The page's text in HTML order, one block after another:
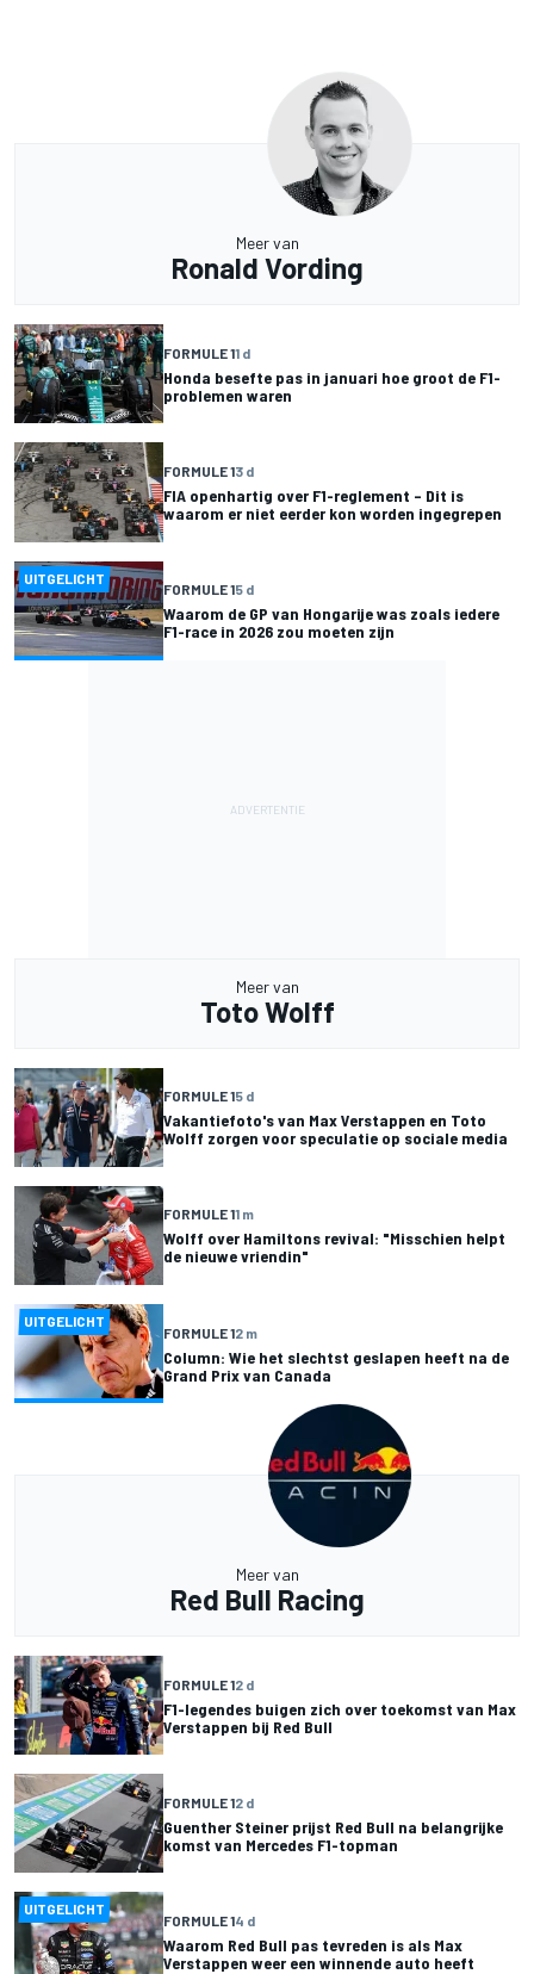
Meer van
Ronald Vording
FORMULE 11 d
Honda besefte pas in januari hoe groot de F1-
problemen waren
FORMULE 13 d
FIA openhartig over F1-reglement – Dit is
waarom er niet eerder kon worden ingegrepen
UITGELICHT
FORMULE 15 d
Waarom de GP van Hongarije was zoals iedere
F1-race in 2026 zou moeten zijn
Meer van
Toto Wolff
FORMULE 15 d
Vakantiefoto's van Max Verstappen en Toto
Wolff zorgen voor speculatie op sociale media
FORMULE 11 m
Wolff over Hamiltons revival: "Misschien helpt
de nieuwe vriendin"
UITGELICHT
FORMULE 12 m
Column: Wie het slechtst geslapen heeft na de
Grand Prix van Canada
Meer van
Red Bull Racing
FORMULE 12 d
F1-legendes buigen zich over toekomst van Max
Verstappen bij Red Bull
FORMULE 12 d
Guenther Steiner prijst Red Bull na belangrijke
komst van Mercedes F1-topman
UITGELICHT
FORMULE 14 d
Waarom Red Bull pas tevreden is als Max
Verstappen weer een winnende auto heeft